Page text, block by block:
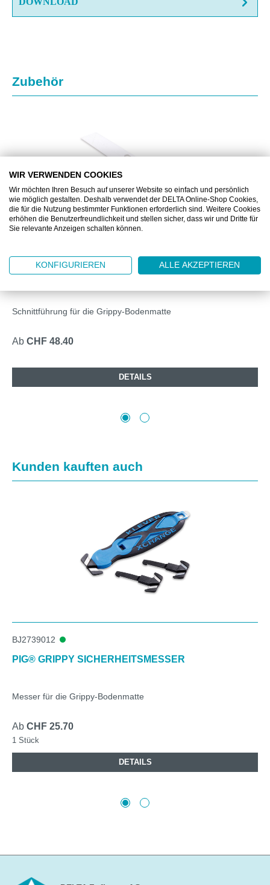
Produktgalerie überspringen
Zubehör
BJ2739010
PIG® GRIPPY VERLEGEWERKZEUG
Schnittführung für die Grippy-Bodenmatte
Ab CHF 48.40
DETAILS
Produktgalerie überspringen
Kunden kauften auch
BJ2739012
PIG® GRIPPY SICHERHEITSMESSER
Messer für die Grippy-Bodenmatte
Ab CHF 25.70
1 Stück
DETAILS
WIR VERWENDEN COOKIES
Wir möchten Ihren Besuch auf unserer Website so einfach und persönlich
wie möglich gestalten. Deshalb verwendet der DELTA Online-Shop Cookies,
die für die Nutzung bestimmter Funktionen erforderlich sind. Weitere Cookies
erhöhen die Benutzerfreundlichkeit und stellen sicher, dass wir und Dritte für
Sie relevante Anzeigen schalten können.
KONFIGURIEREN ALLE AKZEPTIEREN